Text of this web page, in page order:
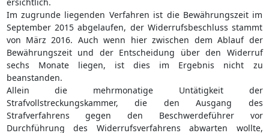
Im zugrunde liegenden Verfahren ist die Bewährungszeit im
September 2015 abgelaufen, der Widerrufsbeschluss stammt
von März 2016. Auch wenn hier zwischen dem Ablauf der
Bewährungszeit und der Entscheidung über den Widerruf
sechs Monate liegen, ist dies im Ergebnis nicht zu
beanstanden.
Allein die mehrmonatige Untätigkeit der
Strafvollstreckungskammer, die den Ausgang des
Strafverfahrens gegen den Beschwerdeführer vor
Durchführung des Widerrufsverfahrens abwarten wollte,